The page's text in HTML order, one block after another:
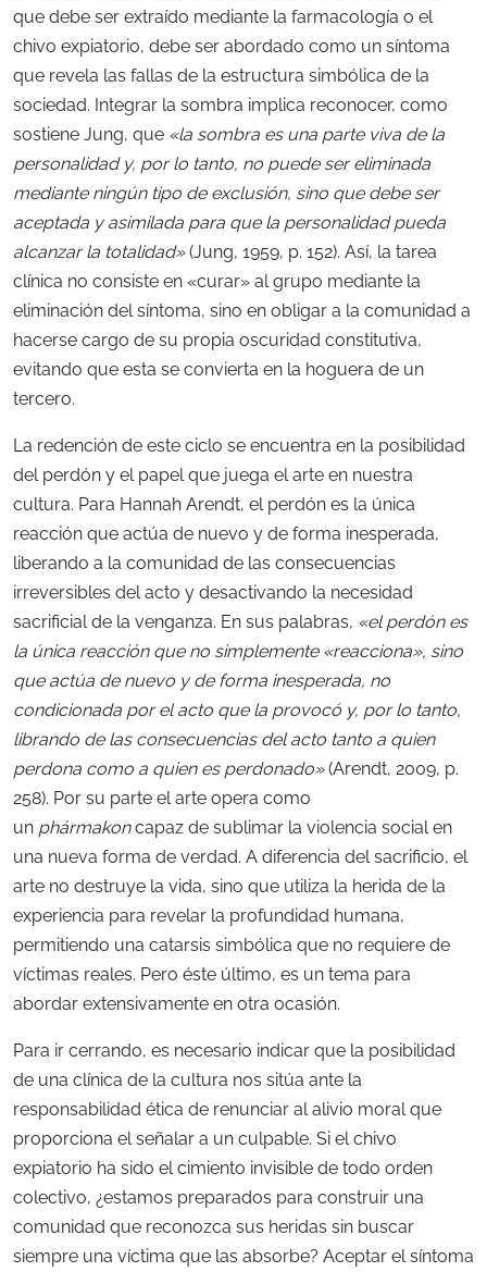
que debe ser extraído mediante la farmacología o el
chivo expiatorio, debe ser abordado como un síntoma
que revela las fallas de la estructura simbólica de la
sociedad. Integrar la sombra implica reconocer, como
sostiene Jung, que «la sombra es una parte viva de la
personalidad y, por lo tanto, no puede ser eliminada
mediante ningún tipo de exclusión, sino que debe ser
aceptada y asimilada para que la personalidad pueda
alcanzar la totalidad»(Jung, 1959, p. 152). Así, la tarea
clínica no consiste en «curar» al grupo mediante la
eliminación del síntoma, sino en obligar a la comunidad a
hacerse cargo de su propia oscuridad constitutiva,
evitando que esta se convierta en la hoguera de un
tercero.
La redención de este ciclo se encuentra en la posibilidad
del perdón y el papel que juega el arte en nuestra
cultura. Para Hannah Arendt, el perdón es la única
reacción que actúa de nuevo y de forma inesperada,
liberando a la comunidad de las consecuencias
irreversibles del acto y desactivando la necesidad
sacrificial de la venganza. En sus palabras, «el perdón es
la única reacción que no simplemente «reacciona», sino
que actúa de nuevo y de forma inesperada, no
condicionada por el acto que la provocó y, por lo tanto,
librando de las consecuencias del acto tanto a quien
perdona como a quien es perdonado»(Arendt, 2009, p.
258). Por su parte el arte opera como
un phármakoncapaz de sublimar la violencia social en
una nueva forma de verdad. A diferencia del sacrificio, el
arte no destruye la vida, sino que utiliza la herida de la
experiencia para revelar la profundidad humana,
permitiendo una catarsis simbólica que no requiere de
víctimas reales. Pero éste último, es un tema para
abordar extensivamente en otra ocasión.
Para ir cerrando, es necesario indicar que la posibilidad
de una clínica de la cultura nos sitúa ante la
responsabilidad ética de renunciar al alivio moral que
proporciona el señalar a un culpable. Si el chivo
expiatorio ha sido el cimiento invisible de todo orden
colectivo, ¿estamos preparados para construir una
comunidad que reconozca sus heridas sin buscar
siempre una víctima que las absorbe? Aceptar el síntoma